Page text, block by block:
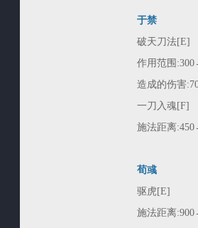
于禁
破天刀法[E]
作用范围
造成的伤害
一刀入魂[F]
施法距离
荀彧
驱虎[E]
施法距离